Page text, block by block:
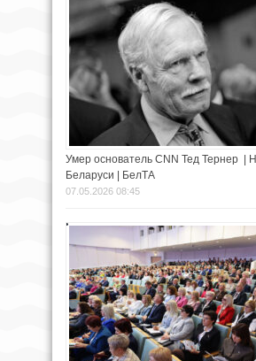
Умер основатель CNN Тед Тернер |
Беларуси | БелТА
07.05.2026 08:45